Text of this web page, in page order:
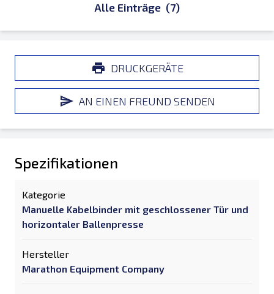
Alle Einträge (7)
DRUCKGERÄTE
AN EINEN FREUND SENDEN
Spezifikationen
Kategorie
Manuelle Kabelbinder mit geschlossener Tür und
horizontaler Ballenpresse
Hersteller
Marathon Equipment Company